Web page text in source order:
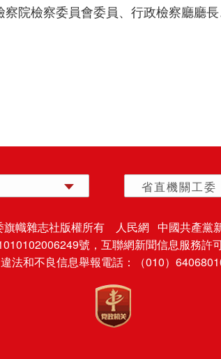
院檢察委員會委員、行政檢察廳廳長
省直機關工委
旗幟雜志社版權所有 人民網 中國共產黨
號， 互聯網新聞信息服務許
違法和不良信息舉報電話：（010）